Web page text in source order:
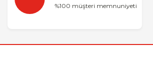
%100 müşteri memnuniyeti